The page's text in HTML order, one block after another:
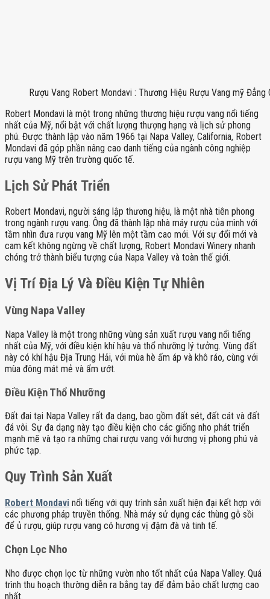
Rượu Vang Robert Mondavi : Thương Hiệu Rượu Vang mỹ Đẳng
Robert Mondavi là một trong những thương hiệu rượu vang nổi tiếng
nhất của Mỹ, nổi bật với chất lượng thượng hạng và lịch sử phong
phú. Được thành lập vào năm 1966 tại Napa Valley, California, Robert
Mondavi đã góp phần nâng cao danh tiếng của ngành công nghiệp
rượu vang Mỹ trên trường quốc tế.
Lịch Sử Phát Triển
Robert Mondavi, người sáng lập thương hiệu, là một nhà tiên phong
trong ngành rượu vang. Ông đã thành lập nhà máy rượu của mình với
tầm nhìn đưa rượu vang Mỹ lên một tầm cao mới. Với sự đổi mới và
cam kết không ngừng về chất lượng, Robert Mondavi Winery nhanh
chóng trở thành biểu tượng của Napa Valley và toàn thế giới.
Vị Trí Địa Lý Và Điều Kiện Tự Nhiên
Vùng Napa Valley
Napa Valley là một trong những vùng sản xuất rượu vang nổi tiếng
nhất của Mỹ, với điều kiện khí hậu và thổ nhưỡng lý tưởng. Vùng đất
này có khí hậu Địa Trung Hải, với mùa hè ấm áp và khô ráo, cùng với
mùa đông mát mẻ và ẩm ướt.
Điều Kiện Thổ Nhưỡng
Đất đai tại Napa Valley rất đa dạng, bao gồm đất sét, đất cát và đất
đá vôi. Sự đa dạng này tạo điều kiện cho các giống nho phát triển
mạnh mẽ và tạo ra những chai rượu vang với hương vị phong phú và
phức tạp.
Quy Trình Sản Xuất
Robert Mondavi nổi tiếng với quy trình sản xuất hiện đại kết hợp với
các phương pháp truyền thống. Nhà máy sử dụng các thùng gỗ sồi
để ủ rượu, giúp rượu vang có hương vị đậm đà và tinh tế.
Chọn Lọc Nho
Nho được chọn lọc từ những vườn nho tốt nhất của Napa Valley. Quá
trình thu hoạch thường diễn ra bằng tay để đảm bảo chất lượng cao
nhất.